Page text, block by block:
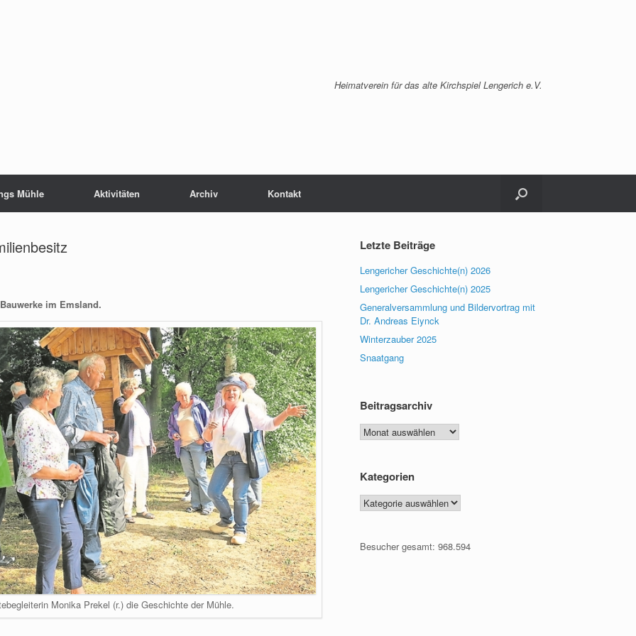
Heimatverein für das alte Kirchspiel Lengerich e.V.
Mühle Aktivitäten Archiv Kontakt
im Emsland.
Monika Prekel (r.) die Geschichte der Mühle.
Letzte Beiträge
Lengericher Geschichte(n) 2026
Lengericher Geschichte(n) 2025
Generalversammlung und Bildervortrag mit
Dr. Andreas Eiynck
Winterzauber 2025
Snaatgang
Beitragsarchiv
Beitragsarchiv
Kategorien
Kategorien
Besucher gesamt:968.594